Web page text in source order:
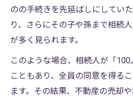
のの手続きを先延ばしにしてい
り、さらにその子や孫まで相続
が多く見られます。
このような場合、相続人が「
こともあり、全員の同意を得る
ます。その結果、不動産の売却